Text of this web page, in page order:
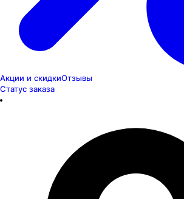
Акции и скидкиОтзывы
Статус заказа